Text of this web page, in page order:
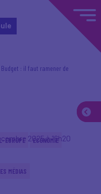
Budget : il faut ramener de
2025 à 16h20
EUROPE ÉCONOMIE
MÉDIAS